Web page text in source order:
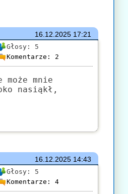
16.12.202517:21
Głosy: 5
Komentarze: 2
mnie
nasiąkł,
16.12.202514:43
Głosy: 5
Komentarze: 4